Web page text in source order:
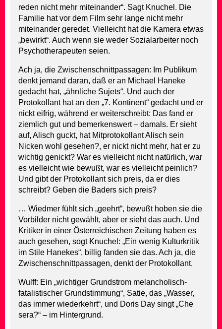
reden nicht mehr miteinander“. Sagt Knuchel. Die
Familie hat vor dem Film sehr lange nicht mehr
miteinander geredet. Vielleicht hat die Kamera etwas
„bewirkt“. Auch wenn sie weder Sozialarbeiter noch
Psychotherapeuten seien.
Ach ja, die Zwischenschnittpassagen: Im Publikum
denkt jemand daran, daß er an Michael Haneke
gedacht hat, „ähnliche Sujets“. Und auch der
Protokollant hat an den „7. Kontinent“ gedacht und er
nickt eifrig, während er weiterschreibt: Das fand er
ziemlich gut und bemerkenswert – damals. Er sieht
auf, Alisch guckt, hat Mitprotokollant Alisch sein
Nicken wohl gesehen?, er nickt nicht mehr, hat er zu
wichtig genickt? War es vielleicht nicht natürlich, war
es vielleicht wie bewußt, war es vielleicht peinlich?
Und gibt der Protokollant sich preis, da er dies
schreibt? Geben die Baders sich preis?
… Wiedmer fühlt sich „geehrt“, bewußt hoben sie die
Vorbilder nicht gewählt, aber er sieht das auch. Und
Kritiker in einer Österreichischen Zeitung haben es
auch gesehen, sogt Knuchel: „Ein wenig Kulturkritik
im Stile Hanekes“, billig fanden sie das. Ach ja, die
Zwischenschnittpassagen, denkt der Protokollant.
Wulff: Ein „wichtiger Grundstrom melancholisch-
fatalistischer Grundstimmung“, Satie, das „Wasser,
das immer wiederkehrt“, und Doris Day singt „Che
sera?“ – im Hintergrund.